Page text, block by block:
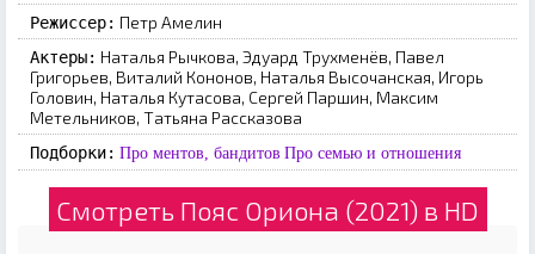
Режиссер: Петр Амелин
Актеры: Наталья Рычкова, Эдуард Трухменёв, Павел
Григорьев, Виталий Кононов, Наталья Высочанская, Игорь
Головин, Наталья Кутасова, Сергей Паршин, Максим
Метельников, Татьяна Рассказова
Подборки: Про ментов, бандитов Про семью и отношения
Смотреть Пояс Ориона (2021) в HD